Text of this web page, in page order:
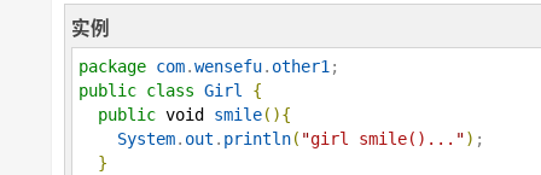
实例
package com.wensefu. other1
public class Girl
{
public void smile( ){
System. out . println( "girl smile()... ") ;
}